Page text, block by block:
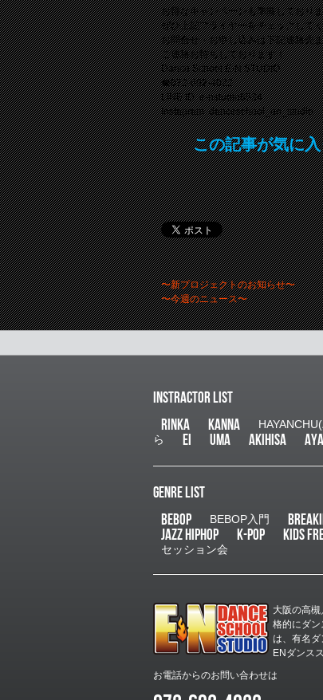
お得なキャンペーンも準備しており
ぜひ上記フライヤーをチェックして
お問合せ・お申し込みは下記連絡先
ご連絡お待ちしております！
Dance School E-N STUDIO
☎︎072-692-4022
LINE ID: e-nstudio6534
Instagram: danceschool_en_studio
この記事が気に
〜新プロジェクトのお知らせ〜
〜今週のニュース〜
INSTRACTOR LIST
RINKA
KANNA
ら
EI UMA AKIHISA
GENRE LIST
BEBOP
BEBOP入門
JAZZ HIPHOP
K-POP KIDS
セッション会
大阪の高
格的にダ
は、有名
ENダンス
お電話からのお問い合わせは